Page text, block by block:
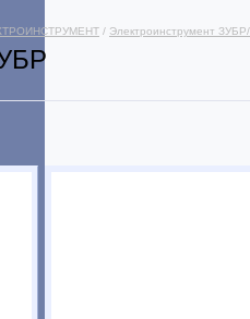
/ Электроинструмент